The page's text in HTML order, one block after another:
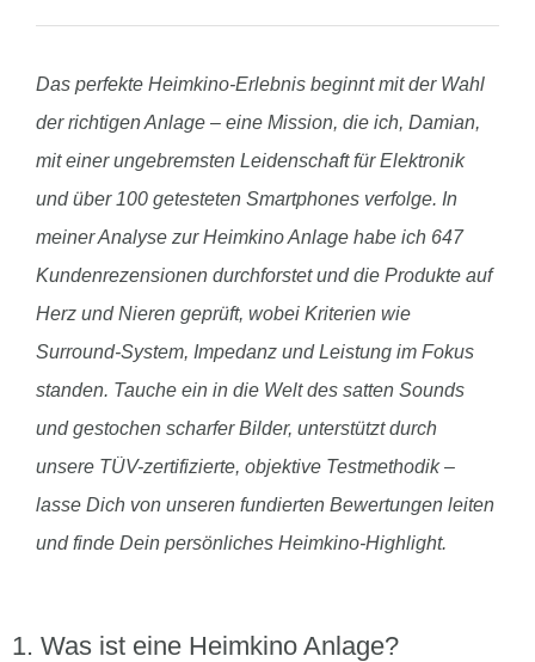
Das perfekte Heimkino-Erlebnis beginnt mit der Wahl
der richtigen Anlage – eine Mission, die ich, Damian,
mit einer ungebremsten Leidenschaft für Elektronik
und über 100 getesteten Smartphones verfolge. In
meiner Analyse zur Heimkino Anlage habe ich 647
Kundenrezensionen durchforstet und die Produkte auf
Herz und Nieren geprüft, wobei Kriterien wie
Surround-System, Impedanz und Leistung im Fokus
standen. Tauche ein in die Welt des satten Sounds
und gestochen scharfer Bilder, unterstützt durch
unsere TÜV-zertifizierte, objektive Testmethodik –
lasse Dich von unseren fundierten Bewertungen leiten
und finde Dein persönliches Heimkino-Highlight.
Was ist eine Heimkino Anlage?